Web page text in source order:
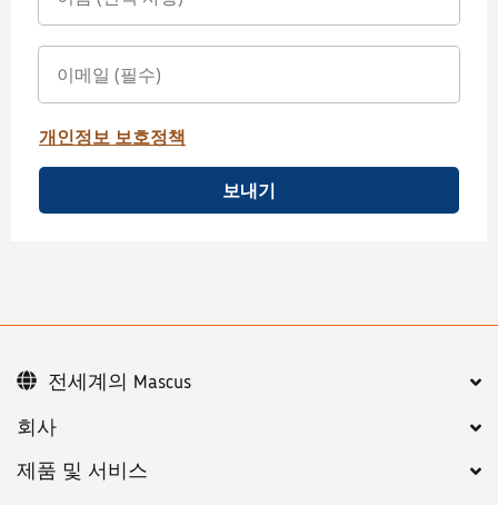
개인정보 보호정책
보내기
회사
제품 및 서비스
전세계의 Mascus